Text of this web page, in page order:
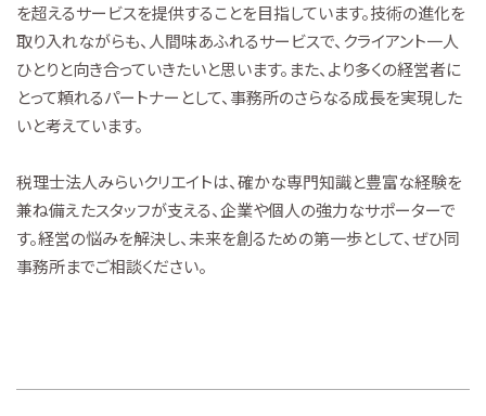
を超えるサービスを提供することを目指しています。技術の進化を
取り入れながらも、人間味あふれるサービスで、クライアント一人
ひとりと向き合っていきたいと思います。また、より多くの経営者に
とって頼れるパートナーとして、事務所のさらなる成長を実現した
いと考えています。
税理士法人みらいクリエイトは、確かな専門知識と豊富な経験を
兼ね備えたスタッフが支える、企業や個人の強力なサポーターで
す。経営の悩みを解決し、未来を創るための第一歩として、ぜひ同
事務所までご相談ください。